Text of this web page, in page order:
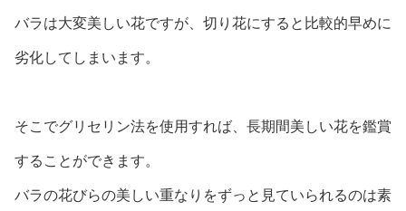
バラは大変美しい花ですが、切り花にすると比較的早めに
劣化してしまいます。
そこでグリセリン法を使用すれば、長期間美しい花を鑑賞
することができます。
バラの花びらの美しい重なりをずっと見ていられるのは素